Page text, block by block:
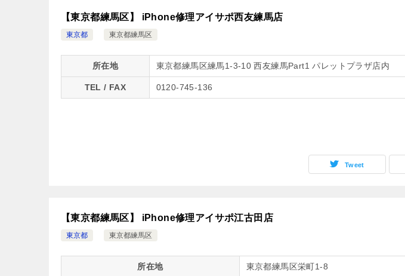
【東京都練馬区】 iPhone修理アイサポ西友練馬店
東京都 東京都練馬区
所在地 東京都練馬区練馬1-3-10 西友練馬Part1 パレットプラザ店内
TEL / FAX 0120-745-136
Tweet
【東京都練馬区】 iPhone修理アイサポ江古田店
東京都 東京都練馬区
所在地 東京都練馬区栄町1-8